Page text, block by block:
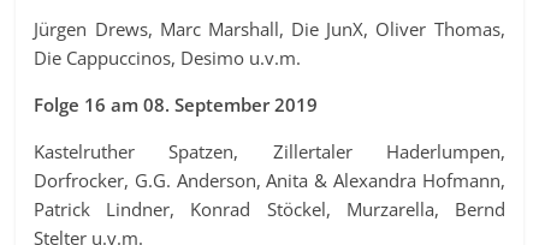
Jürgen Drews, Marc Marshall, Die JunX, Oliver Thomas,
Die Cappuccinos, Desimo u.v.m.
Folge 16 am 08. September 2019
Kastelruther Spatzen, Zillertaler Haderlumpen,
Dorfrocker, G.G. Anderson, Anita & Alexandra Hofmann,
Patrick Lindner, Konrad Stöckel, Murzarella, Bernd
Stelter u.v.m.